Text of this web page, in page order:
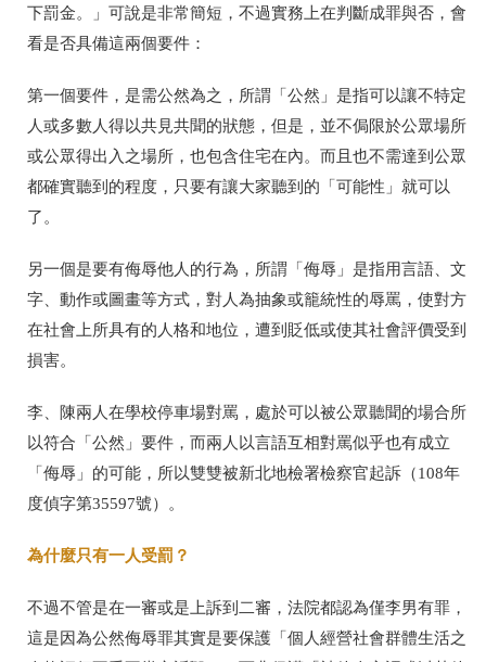
下罰金。」可說是非常簡短，不過實務上在判斷成罪與否，會
看是否具備這兩個要件：
第一個要件，是需公然為之，所謂「公然」是指可以讓不特定
人或多數人得以共見共聞的狀態，但是，並不侷限於公眾場所
或公眾得出入之場所，也包含住宅在內。而且也不需達到公眾
都確實聽到的程度，只要有讓大家聽到的「可能性」就可以
了。
另一個是要有侮辱他人的行為，所謂「侮辱」是指用言語、文
字、動作或圖畫等方式，對人為抽象或籠統性的辱罵，使對方
在社會上所具有的人格和地位，遭到貶低或使其社會評價受到
損害。
李、陳兩人在學校停車場對罵，處於可以被公眾聽聞的場合所
以符合「公然」要件，而兩人以言語互相對罵似乎也有成立
「侮辱」的可能，所以雙雙被新北地檢署檢察官起訴（108年
度偵字第35597號）。
為什麼只有一人受罰？
不過不管是在一審或是上訴到二審，法院都認為僅李男有罪，
這是因為公然侮辱罪其實是要保護「個人經營社會群體生活之